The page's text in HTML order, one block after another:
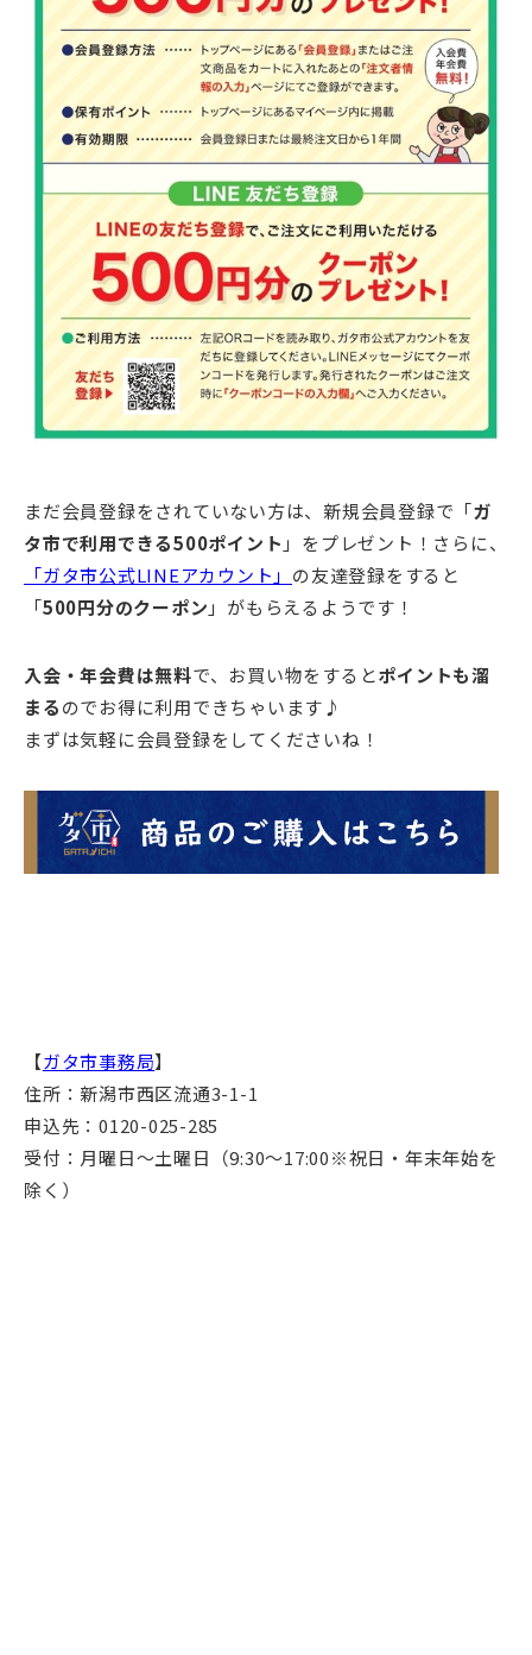
まだ会員登録をされていない方は、新規会員登録で「ガ
タ市で利用できる500ポイント 」をプレゼント！さらに、
「ガタ市公式LINEアカウント」 の友達登録をすると
「500円分のクーポン 」がもらえるようです！
入会・年会費は無料で、お買い物をするとポイントも溜
まるのでお得に利用できちゃいます♪
まずは気軽に会員登録をしてくださいね！
【ガタ市事務局】
住所：新潟市西区流通3-1-1
申込先：0120-025-285
受付：月曜日～土曜日（9:30～17:00※祝日・年末年始を
除く）